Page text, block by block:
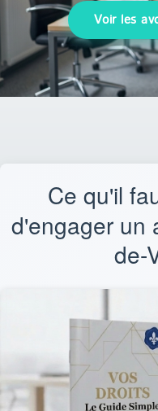
Voir les
Ce qu'il
d'engager un
de-